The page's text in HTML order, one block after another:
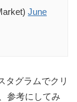
June
タグラムでクリ
参考にしてみ